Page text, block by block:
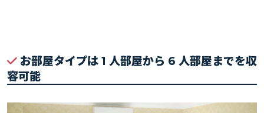
お部屋タイプは 1 人部屋から 6 人部屋までを収
容可能